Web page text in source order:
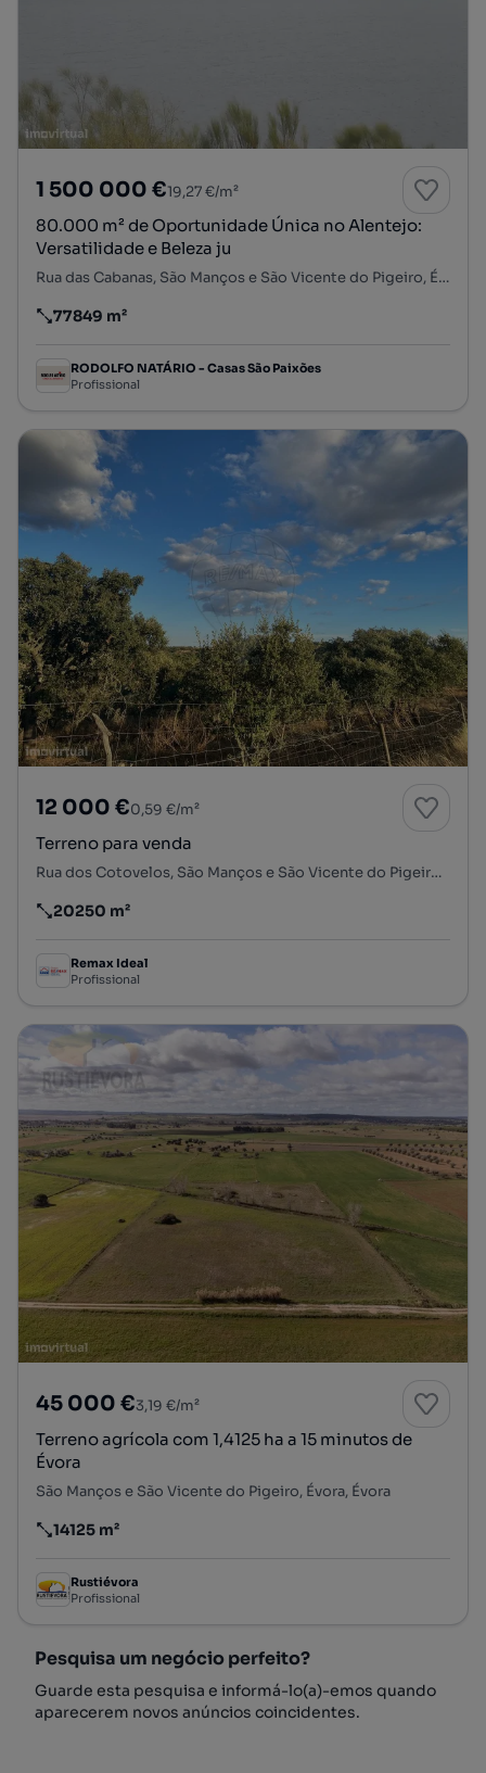
1 500 000 €19,27 €/m²
80.000 m² de Oportunidade Única no Alentejo:
Versatilidade e Beleza ju
Rua das Cabanas, São Manços e São Vicente do Pigeiro, Évora, Évora
Preço por metro quadrado
77849 m²
RODOLFO NATÁRIO - Casas São Paixões
Profissional
12 000 €0,59 €/m²
Terreno para venda
Rua dos Cotovelos, São Manços e São Vicente do Pigeiro, Évora, Évora
Preço por metro quadrado
20250 m²
Remax Ideal
Profissional
45 000 €3,19 €/m²
Terreno agrícola com 1,4125 ha a 15 minutos de
Évora
São Manços e São Vicente do Pigeiro, Évora, Évora
Preço por metro quadrado
14125 m²
Rustiévora
Profissional
Pesquisa um negócio perfeito?
Guarde esta pesquisa e informá-lo(a)-emos quando
aparecerem novos anúncios coincidentes.